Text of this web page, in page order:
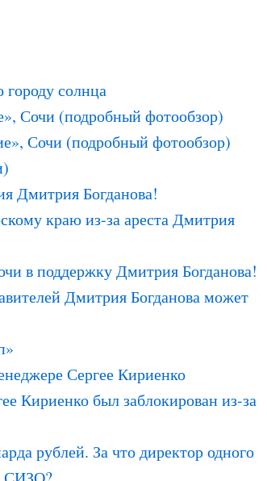
солнца
Сочи (подробный фотообзор)
Сочи (подробный фотообзор)
Дмитрия Богданова!
краю из-за ареста Дмитрия
в поддержку Дмитрия Богданова!
Дмитрия Богданова может
Сергее Кириенко
Кириенко был заблокирован из-за
рублей. За что директор одного